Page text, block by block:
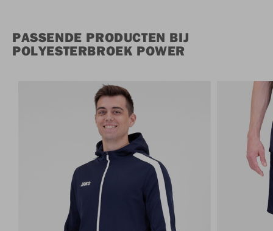
PASSENDE PRODUCTEN BIJ
POLYESTERBROEK POWER